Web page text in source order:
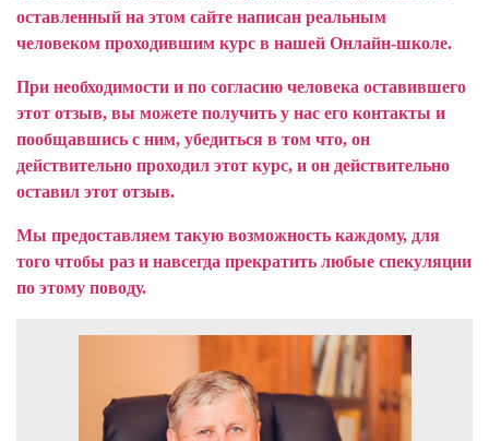
оставленный на этом сайте написан реальным
человеком проходившим курс в нашей Онлайн-школе.
При необходимости и по согласию человека оставившего
этот отзыв, вы можете получить у нас его контакты и
пообщавшись с ним, убедиться в том что, он
действительно проходил этот курс, и он действительно
оставил этот отзыв.
Мы предоставляем такую возможность каждому, для
того чтобы раз и навсегда прекратить любые спекуляции
по этому поводу.